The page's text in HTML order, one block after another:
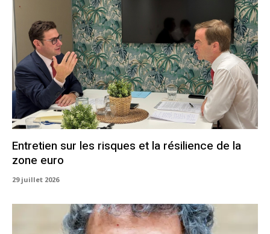
Entretien sur les risques et la résilience de la
zone euro
29 juillet 2026